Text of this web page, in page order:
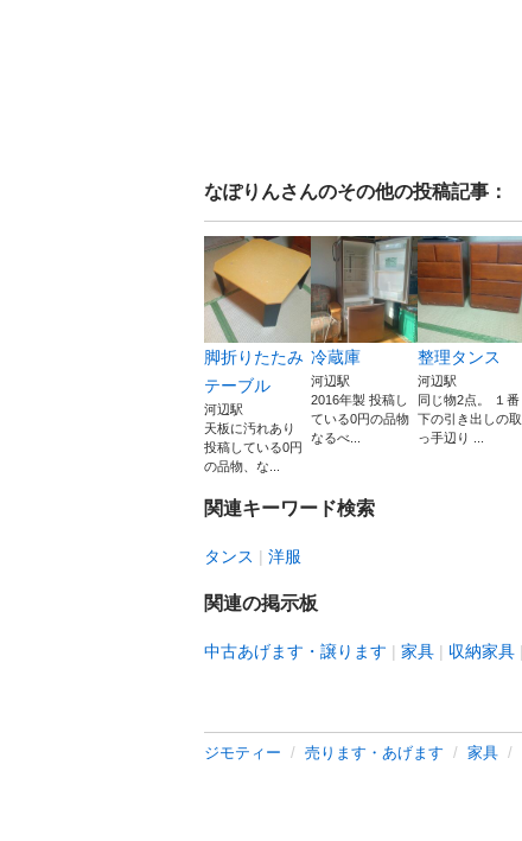
なぽりんさんのその他の投稿記事：
脚折りたたみ
テーブル
河辺駅
天板に汚れあり
投稿している0円
の品物、な...
冷蔵庫
河辺駅
2016年製 投稿し
ている0円の品物
なるべ...
整理タンス
河辺駅
同じ物2点。 １番
下の引き出しの取
っ手辺り ...
関連キーワード検索
タンス 洋服
関連の掲示板
中古あげます・譲ります 家具 収納家具
ジモティー 売ります・あげます 家具